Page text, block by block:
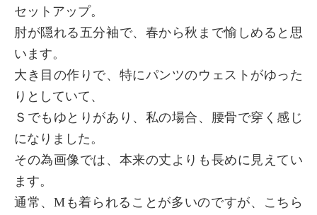
セットアップ。
肘が隠れる五分袖で、春から秋まで愉しめると思
います。
大き目の作りで、特にパンツのウェストがゆった
りとしていて、
Ｓでもゆとりがあり、私の場合、腰骨で穿く感じ
になりました。
その為画像では、本来の丈よりも長めに見えてい
ます。
通常、Mも着られることが多いのですが、こちら